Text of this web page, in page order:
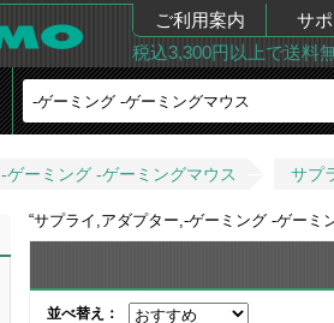
ご利用案内 サ
税込3,300円以上で送料
-ゲーミング -ゲーミングマウス サプ
“サプライ,アダプター,-ゲーミング -ゲーミ
並べ替え：